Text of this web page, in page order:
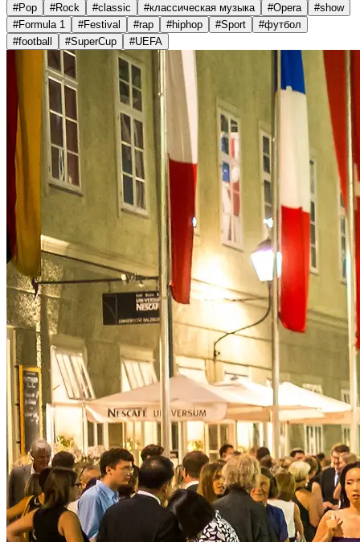
#Pop #Rock #classic #классическая музыка #Opera #show
#Formula 1 #Festival #rap #hiphop #Sport #футбол
#football #SuperCup #UEFA